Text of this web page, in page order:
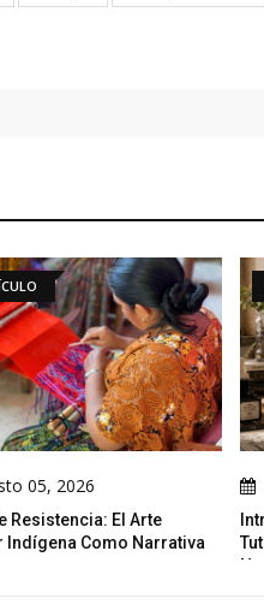
PUBLICACIONES
Agosto 05, 2026
Introducción Al Dibujo A Pluma:
Tutorial De Ilustración En
Negro Dibujado A Mano Por